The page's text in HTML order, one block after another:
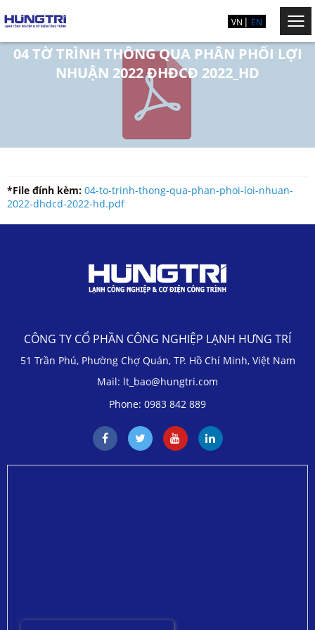
VN EN
04 TỜ TRÌNH THÔNG QUA PHÂN PHỐI LỢI
NHUẬN 2022 ĐHĐCĐ 2022_HD
*File đính kèm: 04-to-trinh-thong-qua-phan-phoi-loi-nhuan-
2022-dhdcd-2022-hd.pdf
CÔNG TY CỔ PHẦN CÔNG NGHIỆP LẠNH HƯNG TRÍ
51 Trần Phú, Phường Chợ Quán, TP. Hồ Chí Minh, Việt Nam
Mail: lt_bao@hungtri.com
Phone: 0983 842 889